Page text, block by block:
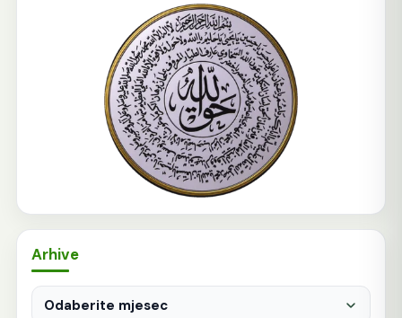
Arhive
Arhive